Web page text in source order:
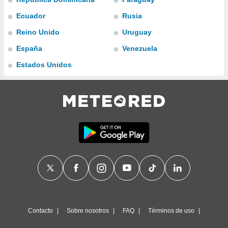
y
nuestra
y
cookies
Ecuador
Reino Unido
España
Estados Unidos
Rusia
Uruguay
Venezuela
Contacto Sobre nosotros FAQ Términos de uso